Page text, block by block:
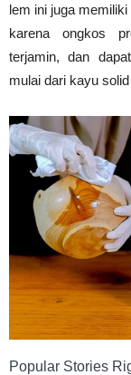
lem ini juga
karena ongkos
terjamin, dan
mulai dari kayu
Popular Stories